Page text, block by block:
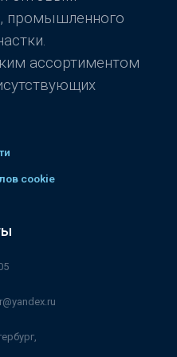
промышленного
ассортиментом
cookie